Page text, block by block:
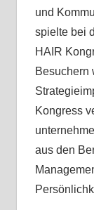
und
spielte bei
HAIR
Besuchern
Kongress
aus den